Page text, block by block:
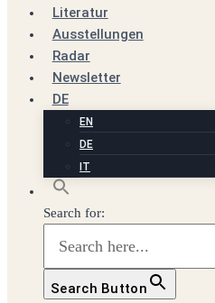
Literatur
Ausstellungen
Radar
Newsletter
DE
EN
DE
IT
Search for:
Search Button